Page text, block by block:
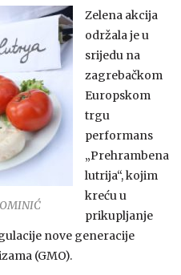
Zelena akcija
održala je u
srijedu na
zagrebačkom
Europskom
trgu
performans
„Prehrambena
lutrija“, kojim
kreću u
prikupljanje
nove generacije
(GMO).